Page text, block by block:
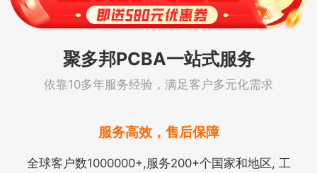
聚多邦PCBA一站式服务
依靠10多年服务经验，满足客户多元化需求
服务高效，售后保障
全球客户数1000000+,服务200+个国家和地区, 工